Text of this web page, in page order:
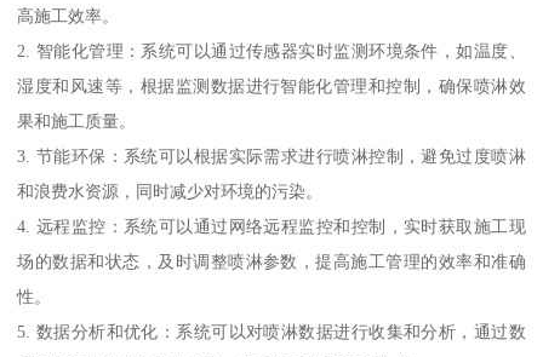
高施工效率。
2. 智能化管理：系统可以通过传感器实时监测环境条件，如温度、
湿度和风速等，根据监测数据进行智能化管理和控制，确保喷淋效
果和施工质量。
3. 节能环保：系统可以根据实际需求进行喷淋控制，避免过度喷淋
和浪费水资源，同时减少对环境的污染。
4. 远程监控：系统可以通过网络远程监控和控制，实时获取施工现
场的数据和状态，及时调整喷淋参数，提高施工管理的效率和准确
性。
5. 数据分析和优化：系统可以对喷淋数据进行收集和分析，通过数